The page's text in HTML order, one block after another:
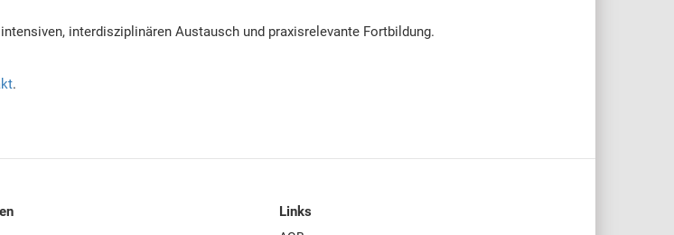
interdisziplinären Austausch und praxisrelevante Fortbildung.
.
Links